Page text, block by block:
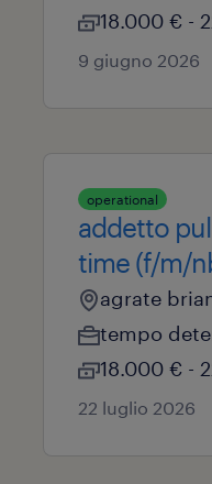
18.000 € -
9 giugno 2026
operational
addetto
time (f/m/
agrate
tempo
18.000 € -
22 luglio 2026